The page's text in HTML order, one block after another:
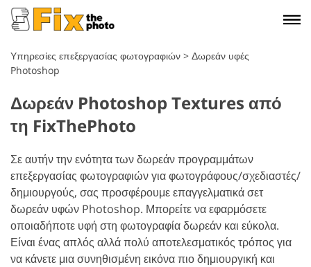
Υπηρεσίες επεξεργασίας φωτογραφιών > Δωρεάν υφές
Photoshop
Δωρεάν Photoshop Textures από
τη FixThePhoto
Σε αυτήν την ενότητα των δωρεάν προγραμμάτων
επεξεργασίας φωτογραφιών για φωτογράφους/σχεδιαστές/
δημιουργούς, σας προσφέρουμε επαγγελματικά σετ
δωρεάν υφών Photoshop. Μπορείτε να εφαρμόσετε
οποιαδήποτε υφή στη φωτογραφία δωρεάν και εύκολα.
Είναι ένας απλός αλλά πολύ αποτελεσματικός τρόπος για
να κάνετε μια συνηθισμένη εικόνα πιο δημιουργική και